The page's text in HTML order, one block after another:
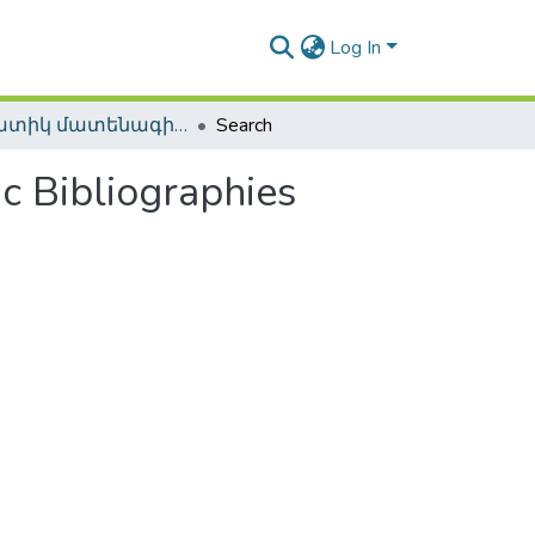
Log In
Թեմատիկ մատենագիտություններ / Thematic Bibliographies Search